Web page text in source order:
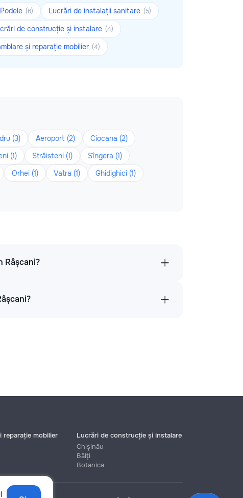
Podele (6) Lucrări de instalații sanitare (5)
de construcție și instalare (4)
și reparație mobilier (4)
(3) Aeroport (2)
Ciocana (2)
(1) Străisteni (1)
Sîngera (1)
Orhei (1) Vatra (1)
Ghidighici (1)
Râșcani?
reparație mobilier
Lucrări de construcție și instalare
Chișinău
Bălți
Botanica